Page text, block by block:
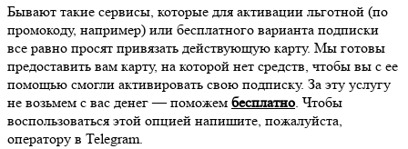
Бывают такие сервисы, которые для активации льготной (по
промокоду, например) или бесплатного варианта подписки
все равно просят привязать действующую карту. Мы готовы
предоставить вам карту, на которой нет средств, чтобы вы с ее
помощью смогли активировать свою подписку. За эту услугу
не возьмем с вас денег — поможем бесплатно. Чтобы
воспользоваться этой опцией напишите, пожалуйста,
оператору в Telegram.